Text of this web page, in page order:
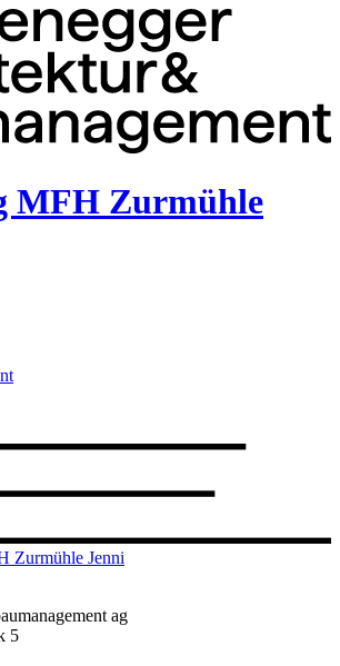
MFH Zurmühle
Zurmühle Jenni
ag
5